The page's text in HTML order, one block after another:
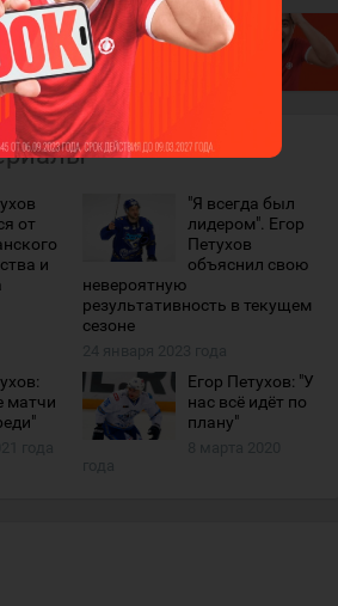
от
и
"Я всегда был
лидером". Егор
Петухов
объяснил свою
невероятную
результативность в текущем
сезоне
матчи
Егор Петухов: "У
нас всё идёт по
плану"